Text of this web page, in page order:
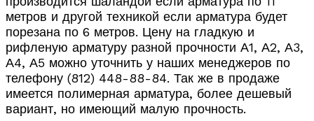
метров и другой техникой если арматура будет
порезана по 6 метров. Цену на гладкую и
рифленую арматуру разной прочности А1, А2, А3,
А4, А5 можно уточнить у наших менеджеров по
телефону (812) 448-88-84. Так же в продаже
имеется полимерная арматура, более дешевый
вариант, но имеющий малую прочность.